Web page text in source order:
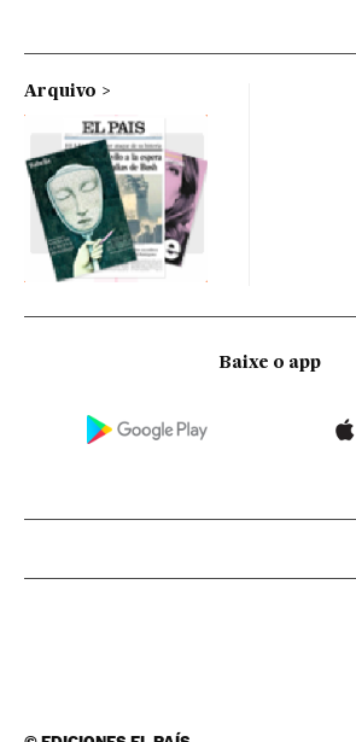
Arquivo
Baixe o app